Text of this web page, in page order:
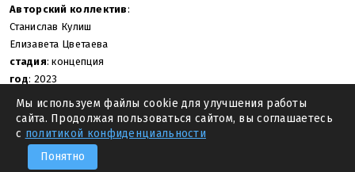
Авторский коллектив:
Станислав Кулиш
Елизавета Цветаева
стадия: концепция
год: 2023
площадь участка
: 1.65 га
общая площадь: 90 650.0 м.кв.
—ПРЕДЫДУЩИЙ
Мы используем файлы cookie для улучшения работы
сайта. Продолжая пользоваться сайтом, вы соглашаетесь
с политикой конфиденциальности
Понятно